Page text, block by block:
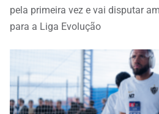
pela primeira vez e vai disputar
para a Liga Evolução